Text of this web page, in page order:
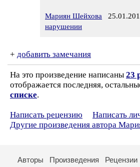
Мариян Шейхова
нарушении
+ добавить замечания
На это произведение написаны 23
отображается последняя,
списке.
Написать рецензию
Написать
Другие произведения автора
Авторы Произведения Рецензии